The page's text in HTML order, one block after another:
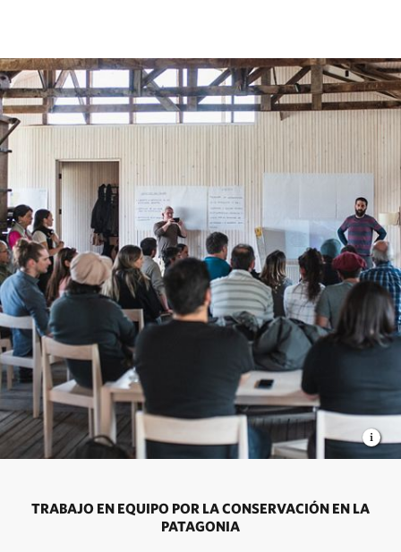
TRABAJO EN EQUIPO POR LA CONSERVACIÓN EN LA
PATAGONIA